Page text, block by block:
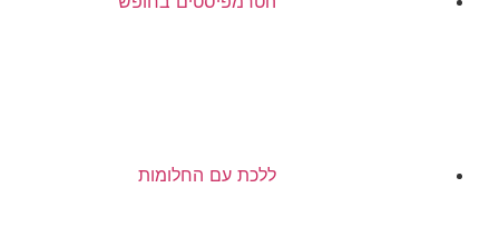
ללכת עם החלומות